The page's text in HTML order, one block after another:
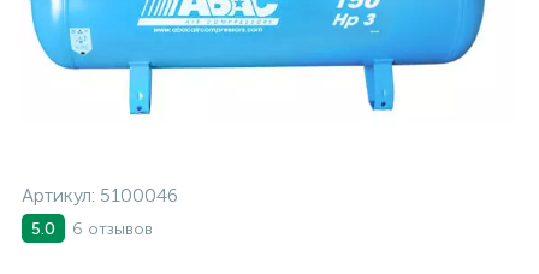
Артикул: 5100046
5.0 6 отзывов